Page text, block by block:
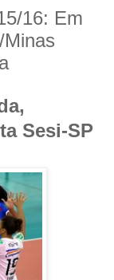
16: Em
Sesi-SP